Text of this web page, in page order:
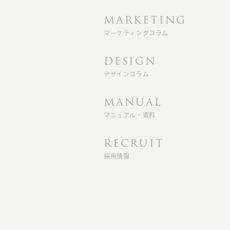
MARKETING
マーケティングコラム
DESIGN
デザインコラム
MANUAL
マニュアル・資料
RECRUIT
採用情報